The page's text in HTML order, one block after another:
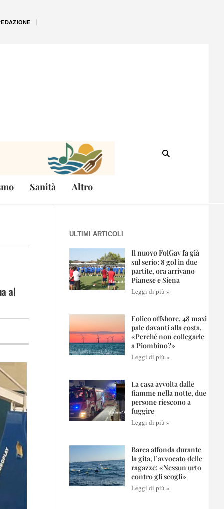
Sanità Altro
al
ULTIMI ARTICOLI
Il nuovo FolGav fa già
sul serio: 8 gol in due
partite, ora arrivano
Pianese e Siena
Leggi di più »
Eolico offshore, 48 maxi
pale davanti alla costa.
«Perché non collegarle
a Piombino?»
Leggi di più »
La casa avvolta dalle
fiamme nella notte, due
persone riescono a
fuggire
Leggi di più »
Barca affonda durante
la gita, l’avvocato delle
ragazze: «Nessun urto
contro gli scogli»
Leggi di più »